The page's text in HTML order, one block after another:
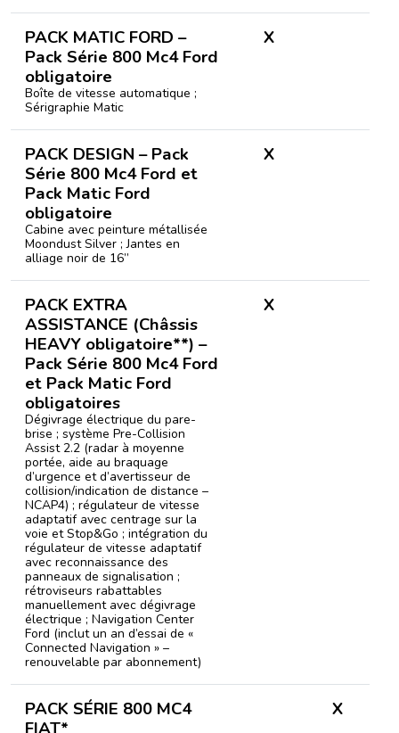
PACK MATIC FORD –
Pack Série 800 Mc4 Ford
obligatoire
Boîte de vitesse automatique ;
Sérigraphie Matic
X
PACK DESIGN – Pack
Série 800 Mc4 Ford et
Pack Matic Ford
obligatoire
Cabine avec peinture métallisée
Moondust Silver ; Jantes en
alliage noir de 16’’
X
PACK EXTRA
ASSISTANCE (Châssis
HEAVY obligatoire**) –
Pack Série 800 Mc4 Ford
et Pack Matic Ford
obligatoires
Dégivrage électrique du pare-
brise ; système Pre-Collision
Assist 2.2 (radar à moyenne
portée, aide au braquage
d’urgence et d’avertisseur de
collision/indication de distance –
NCAP4) ; régulateur de vitesse
adaptatif avec centrage sur la
voie et Stop&Go ; intégration du
régulateur de vitesse adaptatif
avec reconnaissance des
panneaux de signalisation ;
rétroviseurs rabattables
manuellement avec dégivrage
électrique ; Navigation Center
Ford (inclut un an d’essai de «
Connected Navigation » –
renouvelable par abonnement)
X
PACK SÉRIE 800 MC4
X